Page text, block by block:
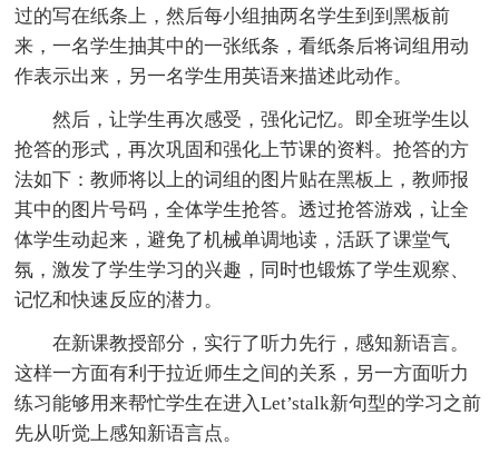
过的写在纸条上，然后每小组抽两名学生到到黑板前
来，一名学生抽其中的一张纸条，看纸条后将词组用动
作表示出来，另一名学生用英语来描述此动作。
然后，让学生再次感受，强化记忆。即全班学生以
抢答的形式，再次巩固和强化上节课的资料。抢答的方
法如下：教师将以上的词组的图片贴在黑板上，教师报
其中的图片号码，全体学生抢答。透过抢答游戏，让全
体学生动起来，避免了机械单调地读，活跃了课堂气
氛，激发了学生学习的兴趣，同时也锻炼了学生观察、
记忆和快速反应的潜力。
在新课教授部分，实行了听力先行，感知新语言。
这样一方面有利于拉近师生之间的关系，另一方面听力
练习能够用来帮忙学生在进入Let’stalk新句型的学习之前
先从听觉上感知新语言点。